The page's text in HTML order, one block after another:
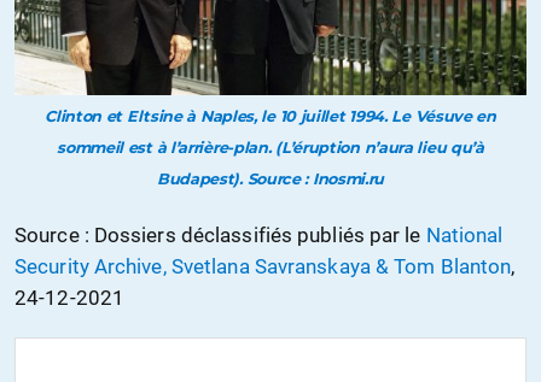
Clinton et Eltsine à Naples, le 10 juillet 1994. Le Vésuve en
sommeil est à l’arrière-plan. (L’éruption n’aura lieu qu’à
Budapest). Source : Inosmi.ru
Source : Dossiers déclassifiés publiés par le National
Security Archive, Svetlana Savranskaya & Tom Blanton,
24-12-2021